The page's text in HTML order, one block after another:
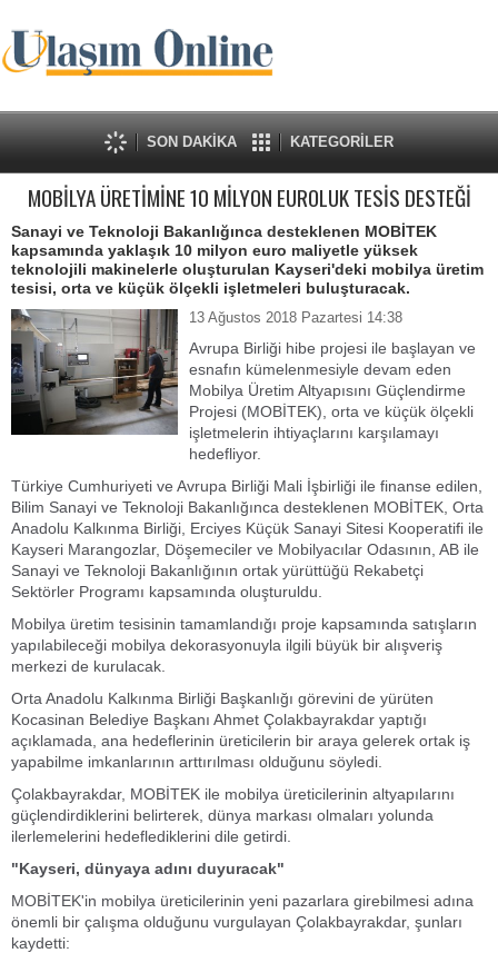
SON DAKİKA KATEGORİLER
MOBİLYA ÜRETİMİNE 10 MİLYON EUROLUK TESİS DESTEĞİ
Sanayi ve Teknoloji Bakanlığınca desteklenen MOBİTEK
kapsamında yaklaşık 10 milyon euro maliyetle yüksek
teknolojili makinelerle oluşturulan Kayseri'deki mobilya üretim
tesisi, orta ve küçük ölçekli işletmeleri buluşturacak.
13 Ağustos 2018 Pazartesi 14:38
Avrupa Birliği hibe projesi ile başlayan ve
esnafın kümelenmesiyle devam eden
Mobilya Üretim Altyapısını Güçlendirme
Projesi (MOBİTEK), orta ve küçük ölçekli
işletmelerin ihtiyaçlarını karşılamayı
hedefliyor.
Türkiye Cumhuriyeti ve Avrupa Birliği Mali İşbirliği ile finanse edilen,
Bilim Sanayi ve Teknoloji Bakanlığınca desteklenen MOBİTEK, Orta
Anadolu Kalkınma Birliği, Erciyes Küçük Sanayi Sitesi Kooperatifi ile
Kayseri Marangozlar, Döşemeciler ve Mobilyacılar Odasının, AB ile
Sanayi ve Teknoloji Bakanlığının ortak yürüttüğü Rekabetçi
Sektörler Programı kapsamında oluşturuldu.
Mobilya üretim tesisinin tamamlandığı proje kapsamında satışların
yapılabileceği mobilya dekorasyonuyla ilgili büyük bir alışveriş
merkezi de kurulacak.
Orta Anadolu Kalkınma Birliği Başkanlığı görevini de yürüten
Kocasinan Belediye Başkanı Ahmet Çolakbayrakdar yaptığı
açıklamada, ana hedeflerinin üreticilerin bir araya gelerek ortak iş
yapabilme imkanlarının arttırılması olduğunu söyledi.
Çolakbayrakdar, MOBİTEK ile mobilya üreticilerinin altyapılarını
güçlendirdiklerini belirterek, dünya markası olmaları yolunda
ilerlemelerini hedeflediklerini dile getirdi.
"Kayseri, dünyaya adını duyuracak"
MOBİTEK'in mobilya üreticilerinin yeni pazarlara girebilmesi adına
önemli bir çalışma olduğunu vurgulayan Çolakbayrakdar, şunları
kaydetti: